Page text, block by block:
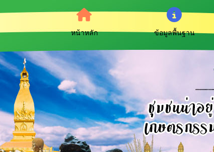
หน้าหลัก ข้อมูลพื้นฐาน